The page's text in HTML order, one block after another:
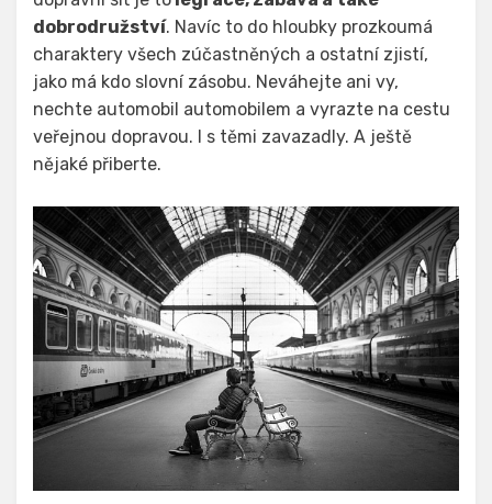
dobrodružství. Navíc to do hloubky prozkoumá
charaktery všech zúčastněných a ostatní zjistí,
jako má kdo slovní zásobu. Neváhejte ani vy,
nechte automobil automobilem a vyrazte na cestu
veřejnou dopravou. I s těmi zavazadly. A ještě
nějaké přiberte.